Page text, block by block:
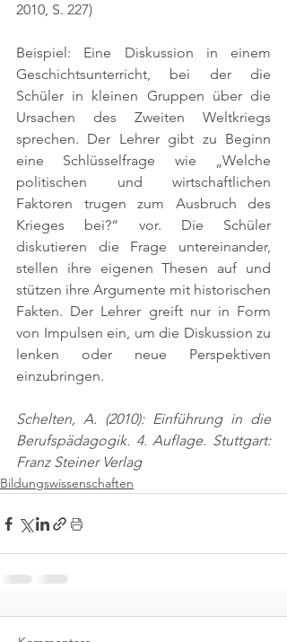
2010, S. 227)
Beispiel: Eine Diskussion in einem
Geschichtsunterricht, bei der die
Schüler in kleinen Gruppen über die
Ursachen des Zweiten Weltkriegs
sprechen. Der Lehrer gibt zu Beginn
eine Schlüsselfrage wie „Welche
politischen und wirtschaftlichen
Faktoren trugen zum Ausbruch des
Krieges bei?“ vor. Die Schüler
diskutieren die Frage untereinander,
stellen ihre eigenen Thesen auf und
stützen ihre Argumente mit historischen
Fakten. Der Lehrer greift nur in Form
von Impulsen ein, um die Diskussion zu
lenken oder neue Perspektiven
einzubringen.
Schelten, A. (2010): Einführung in die
Berufspädagogik. 4. Auflage. Stuttgart:
Franz Steiner Verlag
Bildungswissenschaften